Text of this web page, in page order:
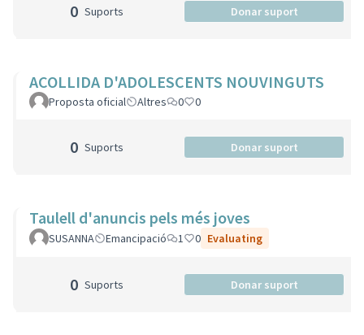
0 Suports Donar suport
ACOLLIDA D'ADOLESCENTS NOUVINGUTS
Proposta oficial Altres 0 0
0 Suports Donar suport
Taulell d'anuncis pels més joves
SUSANNA Emancipació 1 0 Evaluating
0 Suports Donar suport